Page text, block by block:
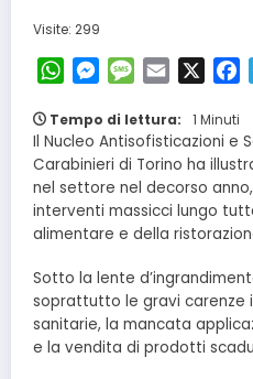
Visite: 299
WhatsApp
Messenger
Message
Email
Tempo di lettura: 1 Minuti
Il Nucleo Antisofisticazioni e
Carabinieri di Torino ha
nel settore nel decorso
interventi massicci lungo
alimentare e della
Sotto la lente
soprattutto le gravi carenze
sanitarie, la mancata
e la vendita di prodotti